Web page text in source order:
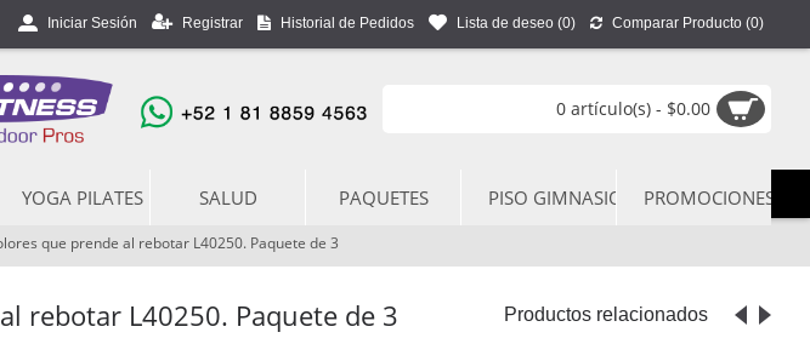
Iniciar Sesión Registrar Historial de Pedidos Lista de deseo (0) Comparar Producto (0)
0 artículo(s) - $0.00
YOGA PILATES SALUD PAQUETES PISO GIMNASIO PROMOCIONES
que prende al rebotar L40250. Paquete de 3
Productos relacionados
rebotar L40250. Paquete de 3